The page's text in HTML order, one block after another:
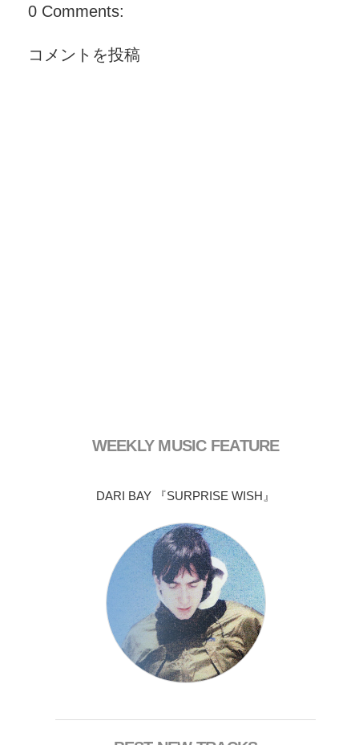
0 Comments:
コメントを投稿
WEEKLY MUSIC FEATURE
DARI BAY 『SURPRISE WISH』